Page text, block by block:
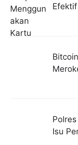
Efektif
Isu